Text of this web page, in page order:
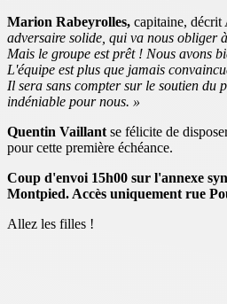
Marion Rabeyrolles, capitaine, décrit
adversaire solide, qui va nous obliger
Mais le groupe est prêt ! Nous avons
L'équipe est plus que jamais
Il sera sans compter sur le soutien du
indéniable pour nous. »
Quentin Vaillant se félicite de
pour cette première échéance.
Coup d'envoi 15h00 sur l'annexe
Montpied. Accès uniquement rue
Allez les filles !